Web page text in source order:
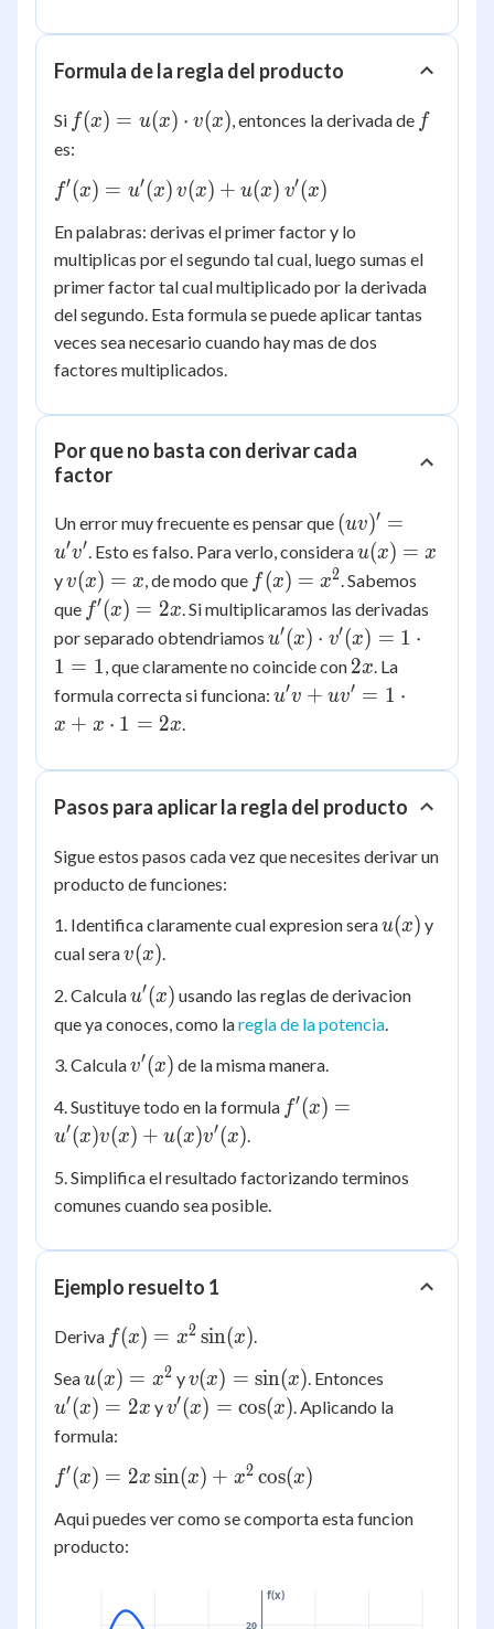
Formula de la regla del producto
Si f(x)
=
\cdot
f(x) = u(x) ⋅ v(x), entonces la derivada de ff
es:
f'(x)
u'(x)
\,
v(x)
+
u(x)
\,
f′(x) = u′(x) v(x) + u(x) v′(x)
En palabras: derivas el primer factor y lo
multiplicas por el segundo tal cual, luego sumas el
primer factor tal cual multiplicado por la derivada
del segundo. Esta formula se puede aplicar tantas
veces sea necesario cuando hay mas de dos
factores multiplicados.
Por que no basta con derivar cada
factor
Un error muy frecuente es pensar que (uv)'
=
u'v'
(uv)′ =
u′v′. Esto es falso. Para verlo, considerau(x)
= x
u(x) = x
yv(x)
= x
v(x) = x, de modo que f(x)
=
x^2
f(x) = x2. Sabemos
que f'(x)
=
2x
f′(x) = 2x. Si multiplicaramos las derivadas
por separado obtendriamos u'(x)
\cdot
v'(x)
u′(x) ⋅ v′(x) = 1 ⋅
1 = 1, que claramente no coincide con 2x
2x. La
formula correcta si funciona: u'v +
\cdot
x + x
\cdot
2x
u′v + uv′ = 1 ⋅
x + x ⋅ 1 = 2x.
Pasos para aplicar la regla del producto
Sigue estos pasos cada vez que necesites derivar un
producto de funciones:
1. Identifica claramente cual expresion serau(x)
u(x) y
cual serav(x)
v(x).
2. Calculau'(x)
u′(x) usando las reglas de derivacion
que ya conoces, como laregla de la potencia.
3. Calculav'(x)
v′(x) de la misma manera.
4. Sustituye todo en la formula f'(x) =
u(x)v'(x)
f′(x) =
u′(x)v(x) + u(x)v′(x).
5. Simplifica el resultado factorizando terminos
comunes cuando sea posible.
Ejemplo resuelto 1
Deriva f(x) =
\sin(x)
f(x) = x2 sin(x).
Seau(x)
=
x^2
u(x) = x2 yv(x) =
\sin(x)
v(x) = sin(x). Entonces
= 2x
u′(x) = 2x yv'(x) =
v′(x) = cos(x). Aplicando la
formula:
f'(x) =
\sin(x)
+ x^2
f′(x) = 2x sin(x) + x2 cos(x)
Aqui puedes ver como se comporta esta funcion
producto:
20
f(x)